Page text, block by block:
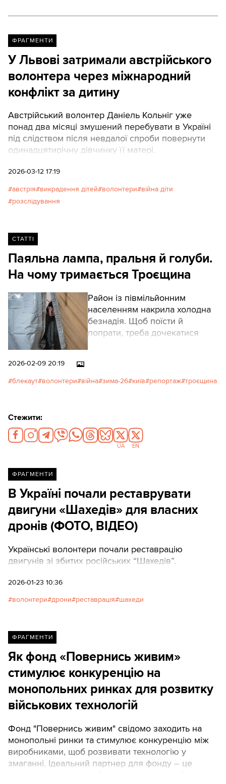
ФРАГМЕНТИ
У Львові затримали австрійського
волонтера через міжнародний
конфлікт за дитину
Австрійський волонтер Даніель Кольніг уже
понад два місяці змушений перебувати в Україні
під слідством після невдалої спроби повернути
одинадцятирічну дівчинку її матері.
2026-03-12 17:19
австрія викрадення дітей волонтери війна діти
розслідування
СТАТТІ
Паяльна лампа, пральня й голуби.
На чому тримається Троєщина
Район із півмільйонним
населенням накрила холодна
безнадія. Щоб поїсти й
попрати, треба дочекатися
самотужки утеплити труби.
розповідає про життя там, де
не хоче опинитися ніхто.
2026-02-09 20:19
блекаут волонтери війна зима-26 київ репортаж троєщина
Стежити:
UA EN
ФРАГМЕНТИ
В Україні почали реставрувати
двигуни «Шахедів» для власних
дронів (ФОТО, ВІДЕО)
Українські волонтери почали реставрацію
двигунів зі збитих російських “Шахедів”.
2026-01-23 10:36
волонтери дрони реставрація шахеди
ФРАГМЕНТИ
Як фонд «Повернись живим»
стимулює конкуренцію на
монопольних ринках для розвитку
військових технологій
Фонд "Повернись живим" свідомо заходить на
монопольні ринки та стимулює конкуренцію між
виробниками, щоб розвивати технологію у
змаганні. Ідеальний партнер для фонду – це